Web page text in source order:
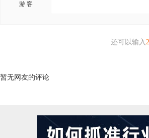
游 客
还可以输入
暂无网友的评论